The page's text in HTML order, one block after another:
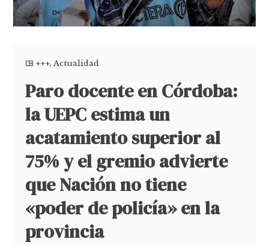
+++,Actualidad
Paro docente en Córdoba:
la UEPC estima un
acatamiento superior al
75% y el gremio advierte
que Nación no tiene
«poder de policía» en la
provincia